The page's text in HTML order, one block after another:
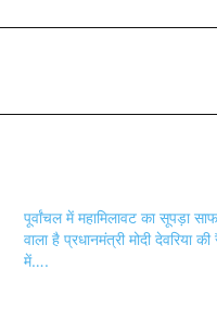
पूर्वांचल में महामिलावट का सूपड़ा
वाला है प्रधानमंत्री मोदी देवरिया की
में….